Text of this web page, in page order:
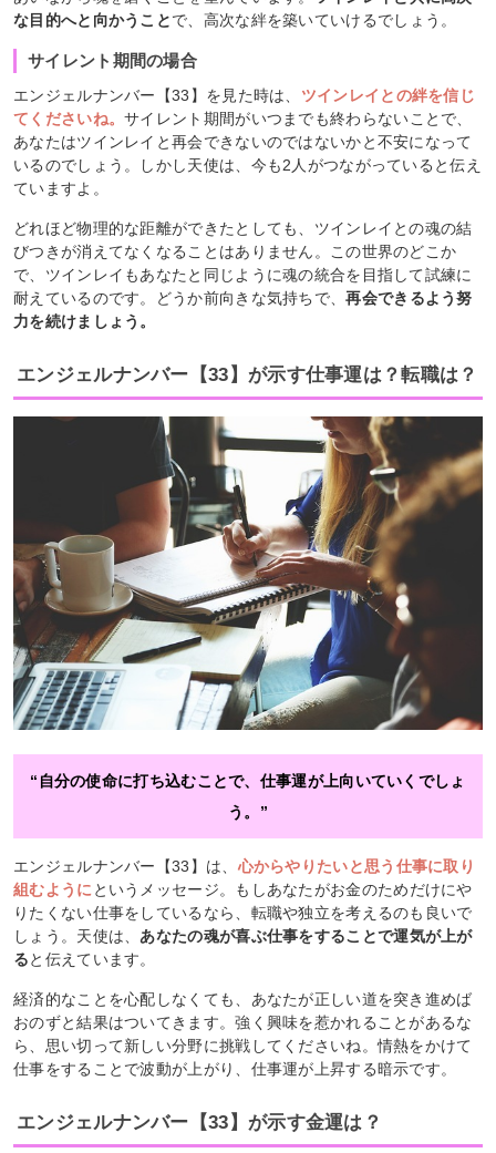
な目的へと向かうことで、高次な絆を築いていけるでしょう。
サイレント期間の場合
エンジェルナンバー【33】を見た時は、 ツインレイとの絆を信じ
てくださいね。サイレント期間がいつまでも終わらないことで、
あなたはツインレイと再会できないのではないかと不安になって
いるのでしょう。しかし天使は、今も2人がつながっていると伝え
ていますよ。
どれほど物理的な距離ができたとしても、ツインレイとの魂の結
びつきが消えてなくなることはありません。この世界のどこか
で、ツインレイもあなたと同じように魂の統合を目指して試練に
耐えているのです。どうか前向きな気持ちで、再会できるよう努
力を続けましょう。
エンジェルナンバー【33】が示す仕事運は？転職は？
“自分の使命に打ち込むことで、仕事運が上向いていくでしょ
う。”
エンジェルナンバー【33】は、 心からやりたいと思う仕事に取り
組むように というメッセージ。もしあなたがお金のためだけにや
りたくない仕事をしているなら、転職や独立を考えるのも良いで
しょう。天使は、 あなたの魂が喜ぶ仕事をすることで運気が上が
ると伝えています。
経済的なことを心配しなくても、あなたが正しい道を突き進めば
おのずと結果はついてきます。強く興味を惹かれることがあるな
ら、思い切って新しい分野に挑戦してくださいね。情熱をかけて
仕事をすることで波動が上がり、仕事運が上昇する暗示です。
エンジェルナンバー【33】が示す金運は？